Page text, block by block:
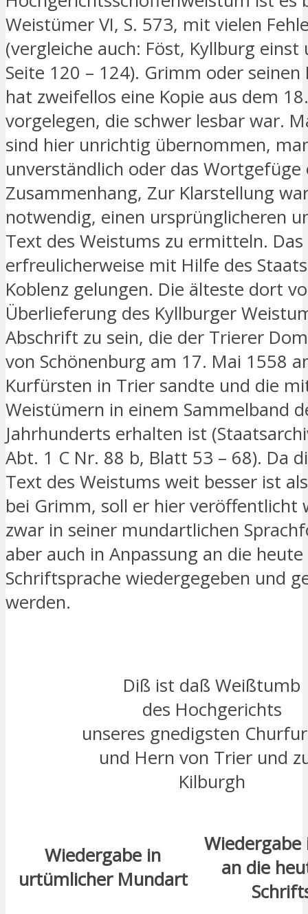
Weistümer VI, S. 573, mit vielen
(vergleiche auch: Föst, Kyllburg
Seite 120 – 124). Grimm oder
hat zweifellos eine Kopie aus dem
vorgelegen, die schwer lesbar war.
sind hier unrichtig übernommen,
unverständlich oder das Wortgefüge
Zusammenhang, Zur Klarstellung
notwendig, einen ursprünglicheren
Text des Weistums zu ermitteln.
erfreulicherweise mit Hilfe des
Koblenz gelungen. Die älteste dort
Überlieferung des Kyllburger
Abschrift zu sein, die der Trierer
von Schönenburg am 17. Mai 1558
Kurfürsten in Trier sandte und die
Weistümern in einem Sammelband
Jahrhunderts erhalten ist
Abt. 1 C Nr. 88 b, Blatt 53 – 68). Da
Text des Weistums weit besser ist
bei Grimm, soll er hier veröffentlicht
zwar in seiner mundartlichen
aber auch in Anpassung an die
Schriftsprache wiedergegeben und
werden.
Diß ist daß Weißtumb
des Hochgerichts
unseres gnedigsten
und Hern von Trier und
Kilburgh
Wiedergabe in
urtümlicher Mundart
Wiedergabe
an die